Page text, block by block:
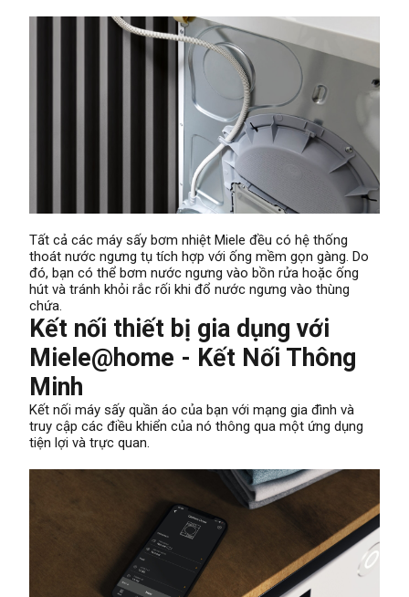
Tất cả các máy sấy bơm nhiệt Miele đều có hệ thống
thoát nước ngưng tụ tích hợp với ống mềm gọn gàng. Do
đó, bạn có thể bơm nước ngưng vào bồn rửa hoặc ống
hút và tránh khỏi rắc rối khi đổ nước ngưng vào thùng
chứa.
Kết nối thiết bị gia dụng với
Miele@home - Kết Nối Thông
Minh
Kết nối máy sấy quần áo của bạn với mạng gia đình và
truy cập các điều khiển của nó thông qua một ứng dụng
tiện lợi và trực quan.